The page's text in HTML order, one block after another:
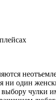
ни один
чулки